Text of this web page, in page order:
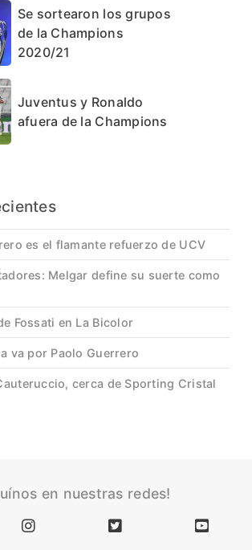
Se sortearon los grupos
de la Champions
2020/21
Juventus y Ronaldo
afuera de la Champions
es el flamante refuerzo de UCV
Melgar define su suerte como
Fossati en La Bicolor
va por Paolo Guerrero
cerca de Sporting Cristal
en nuestras redes!